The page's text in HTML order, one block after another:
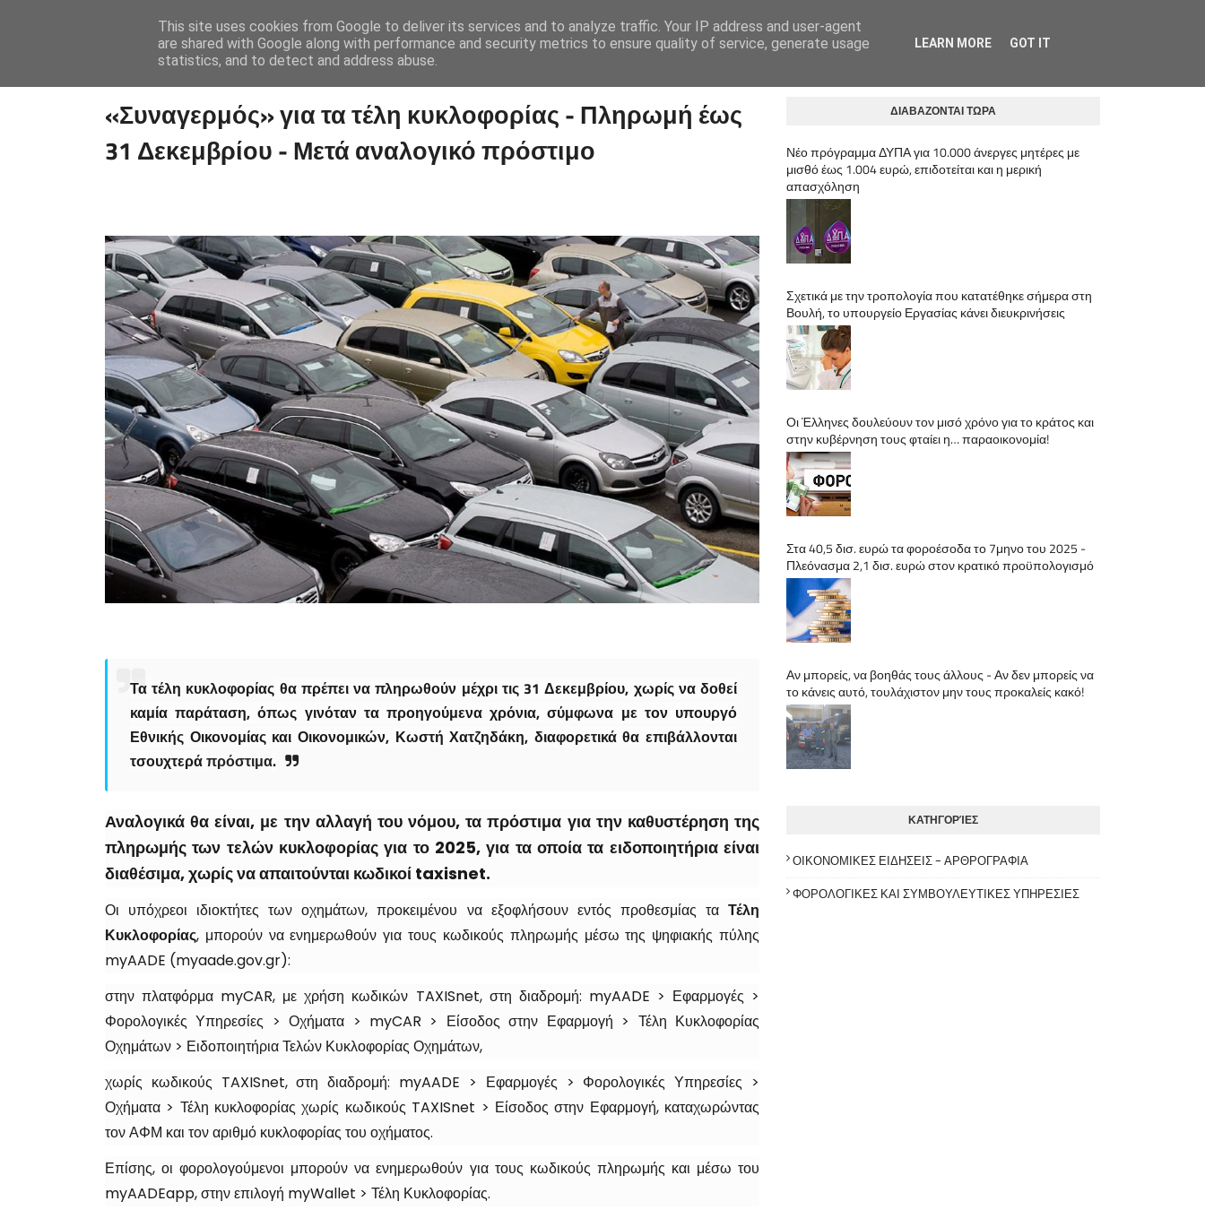
HOME ΛΟΓΙΣΤΙΚΟ ΓΡΑΦΕΙΟ ΑΝΩ ΛΙΟΣΙΑ | ΚΡΥΣΤΑΛΛΗΣ ΙΩΣΗΦ
«Συναγερμός» για τα τέλη κυκλοφορίας - Πληρωμή έως
31 Δεκεμβρίου - Μετά αναλογικό πρόστιμο
Τα τέλη κυκλοφορίας θα πρέπει να πληρωθούν μέχρι τις 31 Δεκεμβρίου, χωρίς να δοθεί
καμία παράταση, όπως γινόταν τα προηγούμενα χρόνια, σύμφωνα με τον υπουργό
Εθνικής Οικονομίας και Οικονομικών, Κωστή Χατζηδάκη, διαφορετικά θα επιβάλλονται
τσουχτεράπρόστιμα.
Αναλογικά θα είναι, με την αλλαγή του νόμου, ταπρόστιμα για την καθυστέρηση της
πληρωμής των τελών κυκλοφορίας για το 2025, για τα οποία τα ειδοποιητήρια είναι
διαθέσιμα, χωρίς να απαιτούνται κωδικοί taxisnet.
Οι υπόχρεοι ιδιοκτήτες των οχημάτων, προκειμένου να εξοφλήσουν εντός προθεσμίας τα Τέλη
Κυκλοφορίας, μπορούν να ενημερωθούν για τους κωδικούς πληρωμής μέσω της ψηφιακής πύλης
myAADE (myaade.gov.gr):
στην πλατφόρμα myCAR, με χρήση κωδικών TAXISnet, στη διαδρομή: myAADE > Εφαρμογές >
Φορολογικές Υπηρεσίες > Οχήματα > myCAR > Είσοδος στην Εφαρμογή > Τέλη Κυκλοφορίας
Οχημάτων > Ειδοποιητήρια Τελών Κυκλοφορίας Οχημάτων,
χωρίς κωδικούς TAXISnet, στη διαδρομή: myAADE > Εφαρμογές > Φορολογικές Υπηρεσίες >
Οχήματα > Τέλη κυκλοφορίας χωρίς κωδικούς TAXISnet > Είσοδος στην Εφαρμογή, καταχωρώντας
τον ΑΦΜ και τον αριθμό κυκλοφορίας του οχήματος.
Επίσης, οι φορολογούμενοι μπορούν να ενημερωθούν για τους κωδικούς πληρωμής και μέσω του
myAADEapp, στην επιλογή myWallet > Τέλη Κυκλοφορίας.
ΔΙΑΒΑΖΟΝΤΑΙ ΤΩΡΑ
Νέο πρόγραμμα ΔΥΠΑ για 10.000 άνεργες μητέρες με
μισθό έως 1.004 ευρώ, επιδοτείται και η μερική
απασχόληση
Σχετικά με την τροπολογία που κατατέθηκε σήμερα στη
Βουλή, το υπουργείο Εργασίας κάνει διευκρινήσεις
Οι Έλληνες δουλεύουν τον μισό χρόνο για το κράτος και
στην κυβέρνηση τους φταίει η… παραοικονομία!
Στα 40,5 δισ. ευρώ τα φοροέσοδα το 7μηνο του 2025 -
Πλεόνασμα 2,1 δισ. ευρώ στον κρατικό προϋπολογισμό
Αν μπορείς, να βοηθάς τους άλλους - Αν δεν μπορείς να
το κάνεις αυτό, τουλάχιστον μην τους προκαλείς κακό!
ΚΑΤΗΓΟΡΊΕΣ
ΟΙΚΟΝΟΜΙΚΕΣ ΕΙΔΗΣΕΙΣ - ΑΡΘΡΟΓΡΑΦΙΑ
ΦΟΡΟΛΟΓΙΚΕΣ ΚΑΙ ΣΥΜΒΟΥΛΕΥΤΙΚΕΣ ΥΠΗΡΕΣΙΕΣ
This site uses cookies from Google to deliver its services and to analyze traffic. Your IP address and user-agent
are shared with Google along with performance and security metrics to ensure quality of service, generate usage
statistics, and to detect and address abuse.
LEARN MORE GOT IT